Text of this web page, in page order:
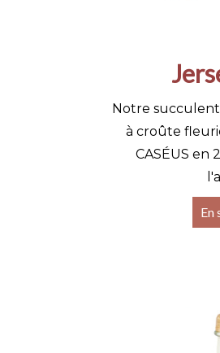
Notre
à croûte
CASÉUS en
En